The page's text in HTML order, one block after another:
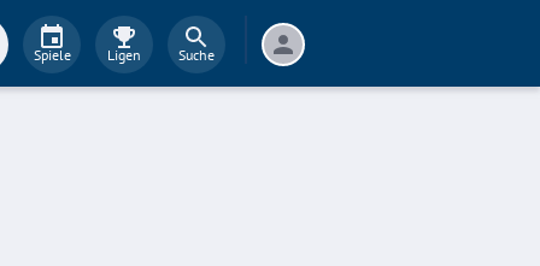
Spiele Ligen Suche